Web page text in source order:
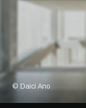
© Daici Ano